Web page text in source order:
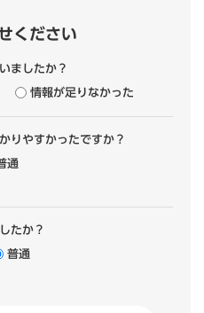
ください
ましたか？
情報が足りなかった
りやすかったですか？
通
たか？
普通